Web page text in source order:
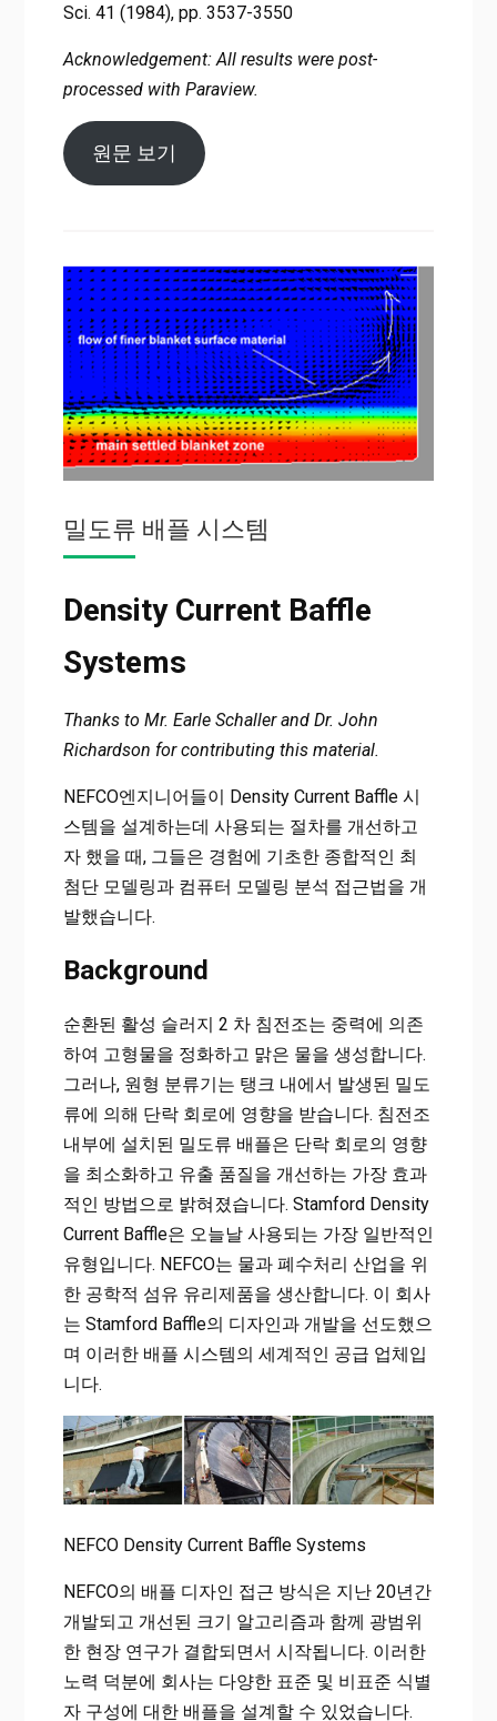
Sci. 41 (1984), pp. 3537-3550
Acknowledgement: All results were post-
processed with Paraview.
원문 보기
밀도류 배플 시스템
Density Current Baffle
Systems
Thanks to Mr. Earle Schaller and Dr. John
Richardson for contributing this material.
NEFCO엔지니어들이 Density Current Baffle 시
스템을 설계하는데 사용되는 절차를 개선하고
자 했을 때, 그들은 경험에 기초한 종합적인 최
첨단 모델링과 컴퓨터 모델링 분석 접근법을 개
발했습니다.
Background
순환된 활성 슬러지 2 차 침전조는 중력에 의존
하여 고형물을 정화하고 맑은 물을 생성합니다.
그러나, 원형 분류기는 탱크 내에서 발생된 밀도
류에 의해 단락 회로에 영향을 받습니다. 침전조
내부에 설치된 밀도류 배플은 단락 회로의 영향
을 최소화하고 유출 품질을 개선하는 가장 효과
적인 방법으로 밝혀졌습니다. Stamford Density
Current Baffle은 오늘날 사용되는 가장 일반적인
유형입니다. NEFCO는 물과 폐수처리 산업을 위
한 공학적 섬유 유리제품을 생산합니다. 이 회사
는 Stamford Baffle의 디자인과 개발을 선도했으
며 이러한 배플 시스템의 세계적인 공급 업체입
니다.
NEFCO Density Current Baffle Systems
NEFCO의 배플 디자인 접근 방식은 지난 20년간
개발되고 개선된 크기 알고리즘과 함께 광범위
한 현장 연구가 결합되면서 시작됩니다. 이러한
노력 덕분에 회사는 다양한 표준 및 비표준 식별
자 구성에 대한 배플을 설계할 수 있었습니다.